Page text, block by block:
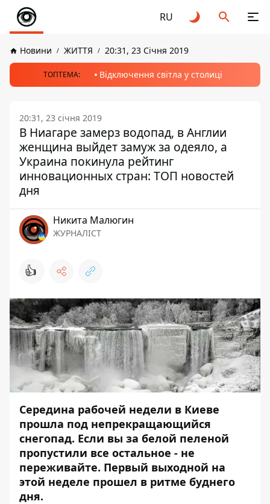
RU
Новини ЖИТТЯ 20:31, 23 Січня 2019
ТОПТЕМА: Відключення світла у столиці
20:31, 23 січня 2019
В Ниагаре замерз водопад, в Англии
женщина выйдет замуж за одеяло, а
Украина покинула рейтинг
инновационных стран: ТОП новостей
дня
Никита Малюгин
ЖУРНАЛІСТ
👍
Середина рабочей недели в Киеве
прошла под непрекращающийся
снегопад. Если вы за белой пеленой
пропустили все остальное - не
переживайте. Первый выходной на
этой неделе прошел в ритме буднего
дня.